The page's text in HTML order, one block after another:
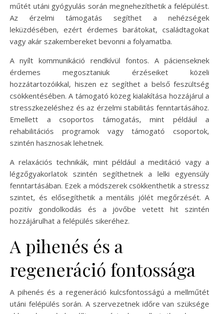
műtét utáni gyógyulás során megnehezíthetik a felépülést.
Az érzelmi támogatás segíthet a nehézségek
leküzdésében, ezért érdemes barátokat, családtagokat
vagy akár szakembereket bevonni a folyamatba.
A nyílt kommunikáció rendkívül fontos. A pácienseknek
érdemes megosztaniuk érzéseiket közeli
hozzátartozóikkal, hiszen ez segíthet a belső feszültség
csökkentésében. A támogató közeg kialakítása hozzájárul a
stresszkezeléshez és az érzelmi stabilitás fenntartásához.
Emellett a csoportos támogatás, mint például a
rehabilitációs programok vagy támogató csoportok,
szintén hasznosak lehetnek.
A relaxációs technikák, mint például a meditáció vagy a
légzőgyakorlatok szintén segíthetnek a lelki egyensúly
fenntartásában. Ezek a módszerek csökkenthetik a stressz
szintet, és elősegíthetik a mentális jólét megőrzését. A
pozitív gondolkodás és a jövőbe vetett hit szintén
hozzájárulhat a felépülés sikeréhez.
A pihenés és a
regeneráció fontossága
A pihenés és a regeneráció kulcsfontosságú a mellműtét
utáni felépülés során. A szervezetnek időre van szüksége